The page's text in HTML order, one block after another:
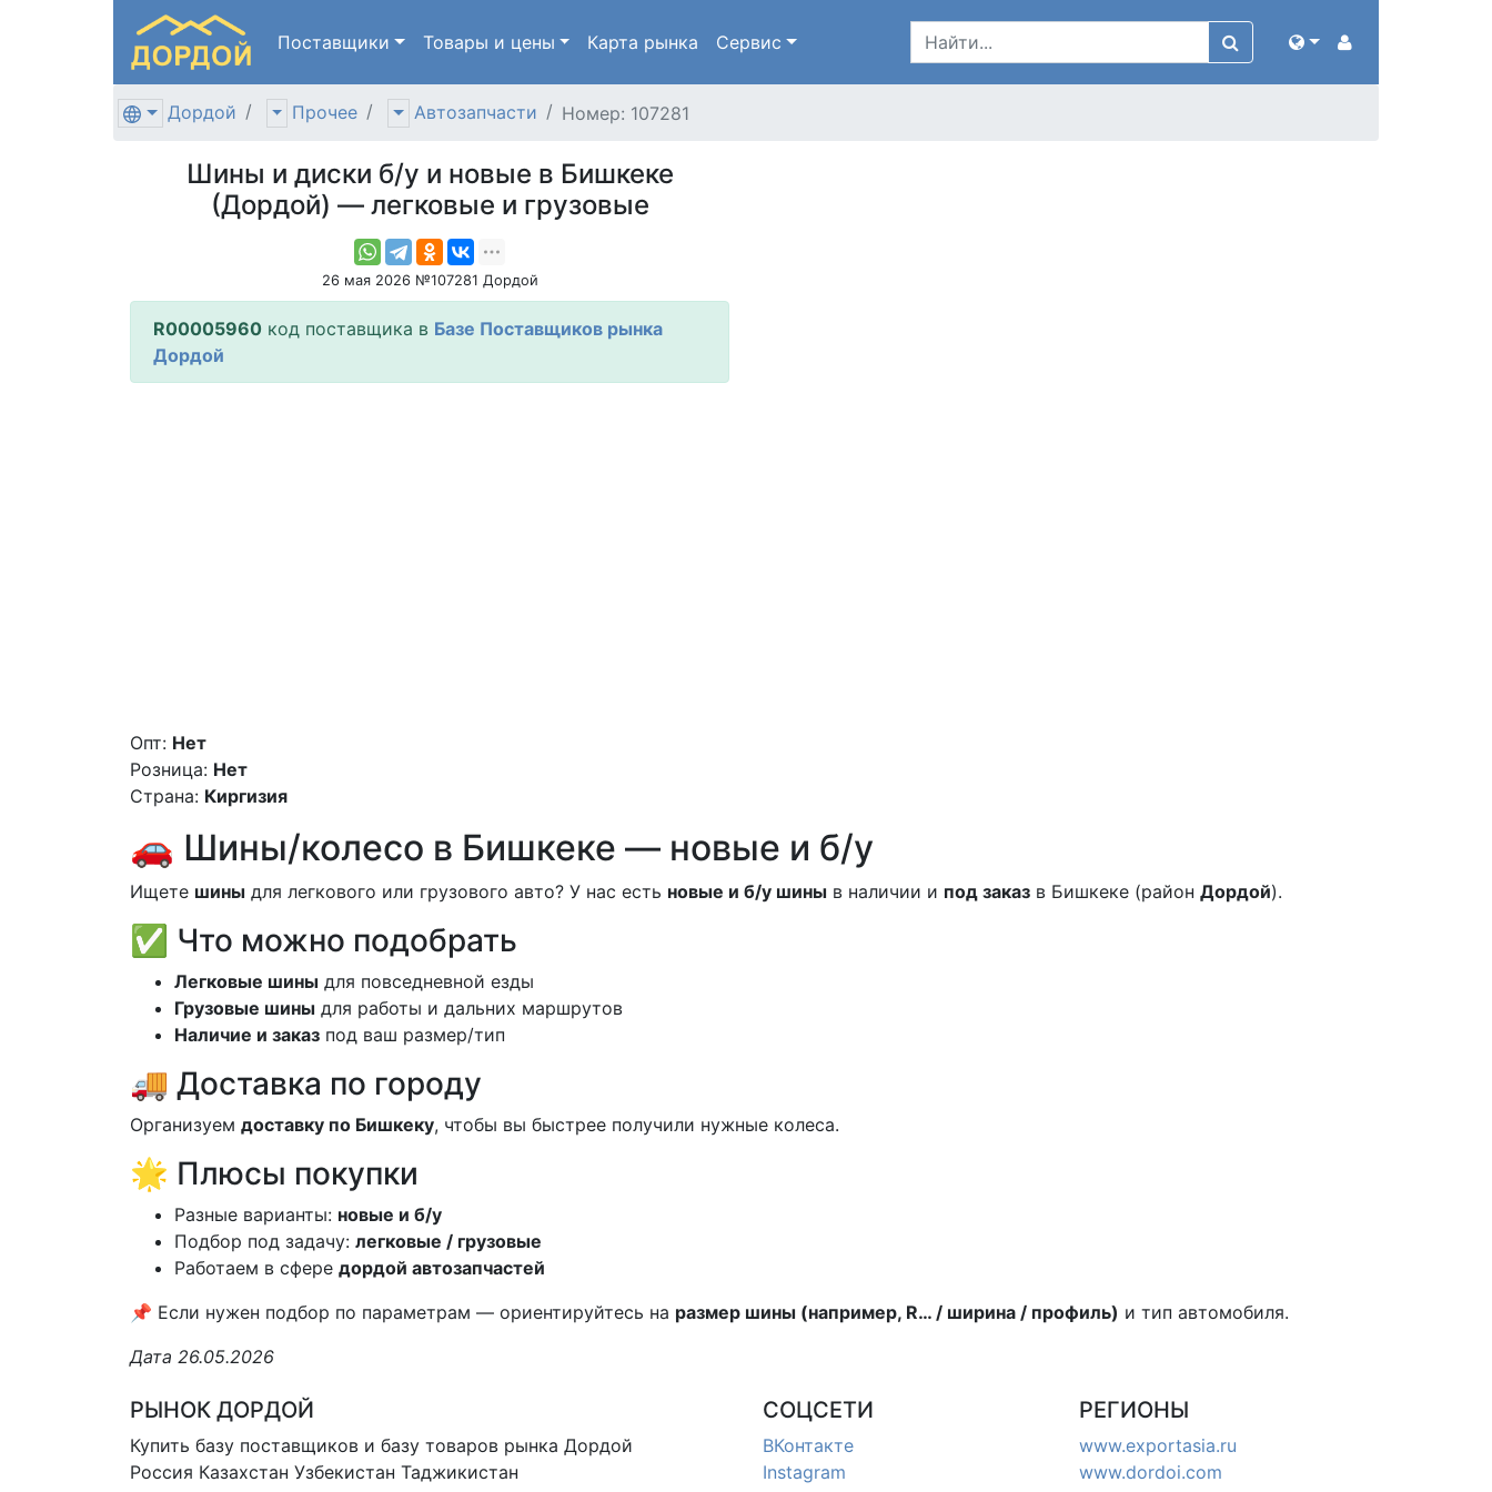
Поставщики Товары и цены Карта рынка Сервис
Дордой Прочее Автозапчасти Номер: 107281
Шины и диски б/у и новые в Бишкеке
(Дордой) — легковые и грузовые
26 мая 2026 №107281 Дордой
R00005960 код поставщика в Базе Поставщиков рынка
Дордой
Опт: Нет
Розница: Нет
Страна: Киргизия
🚗 Шины/колесо в Бишкеке — новые и б/у
Ищете шины для легкового или грузового авто? У нас есть новые и б/у шины в наличии и под заказ в Бишкеке (район Дордой).
✅ Что можно подобрать
Легковые шины для повседневной езды
Грузовые шины для работы и дальних маршрутов
Наличие и заказ под ваш размер/тип
🚚 Доставка по городу
Организуем доставку по Бишкеку, чтобы вы быстрее получили нужные колеса.
🌟 Плюсы покупки
Разные варианты: новые и б/у
Подбор под задачу: легковые / грузовые
Работаем в сфере дордой автозапчастей
📌 Если нужен подбор по параметрам — ориентируйтесь на размер шины (например, R… / ширина / профиль) и тип автомобиля.
Дата 26.05.2026
РЫНОК ДОРДОЙ
Купить базу поставщиков и базу товаров рынка Дордой
Россия Казахстан Узбекистан Таджикистан
СОЦСЕТИ
ВКонтакте
Instagram
РЕГИОНЫ
www.exportasia.ru
www.dordoi.com